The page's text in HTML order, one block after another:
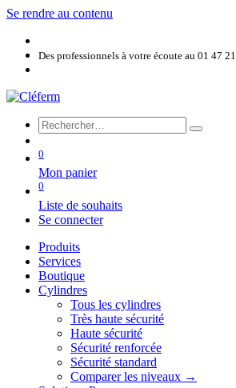
Se rendre au contenu
Des professionnels à votre écoute au 01 47
0
Mon panier
0
Liste de souhaits
Se connecter
Produits
Services
Boutique
Cylindres
Tous les cylindres
Très haute sécurité
Haute sécurité
Sécurité renforcée
Sécurité standard
Comparer les niveaux →